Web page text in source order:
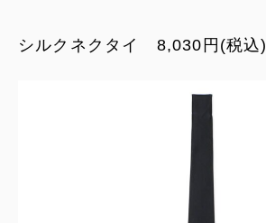
シルクネクタイ 8,030円(税込)